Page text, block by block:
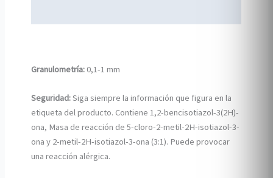
Granulometría: 0,1-1 mm
Seguridad:Siga siempre la información que figura en la
etiqueta del producto. Contiene 1,2-bencisotiazol-3(2H)-
ona, Masa de reacción de 5-cloro-2-metil-2H-isotiazol-3-
ona y 2-metil-2H-isotiazol-3-ona (3:1). Puede provocar
una reacción alérgica.